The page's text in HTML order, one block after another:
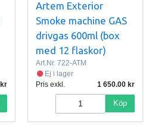
Artem Exterior
Smoke machine GAS
drivgas 600ml (box
med 12 flaskor)
Art.Nr. 722-ATM
Ej i lager
Pris exkl.
1 650.00
Köp